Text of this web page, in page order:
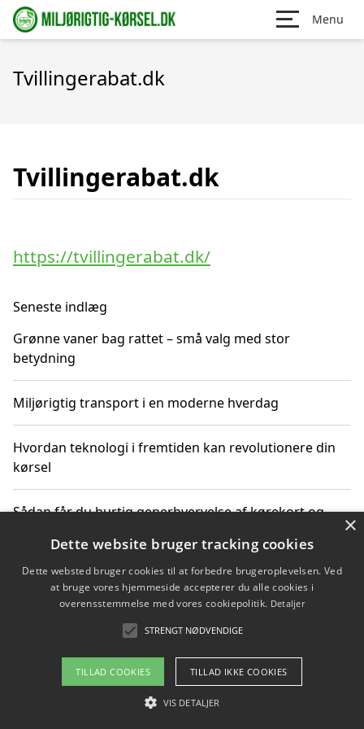
Menu
Tvillingerabat.dk
Tvillingerabat.dk
https://tvillingerabat.dk/
Seneste indlæg
Grønne vaner bag rattet – små valg med stor
betydning
Miljørigtig transport i en moderne hverdag
Hvordan teknologi i fremtiden kan revolutionere din
kørsel
Sådan får du hurtig generhvervelse af kørekort og
Sådan lærer du miljørigtig kørsel hos en køreskole i
Gentofte
Copyright 2026 - Pilanto Aps
Om / kontakt
×
Dette website bruger tracking cookies
Dette websted bruger cookies til at forbedre brugeroplevelsen. Ved
at bruge vores hjemmeside accepterer du alle cookies i
overensstemmelse med vores cookiepolitik. Detaljer
STRENGT NØDVENDIGE
TILLAD COOKIES TILLAD IKKE COOKIES
VIS DETALJER